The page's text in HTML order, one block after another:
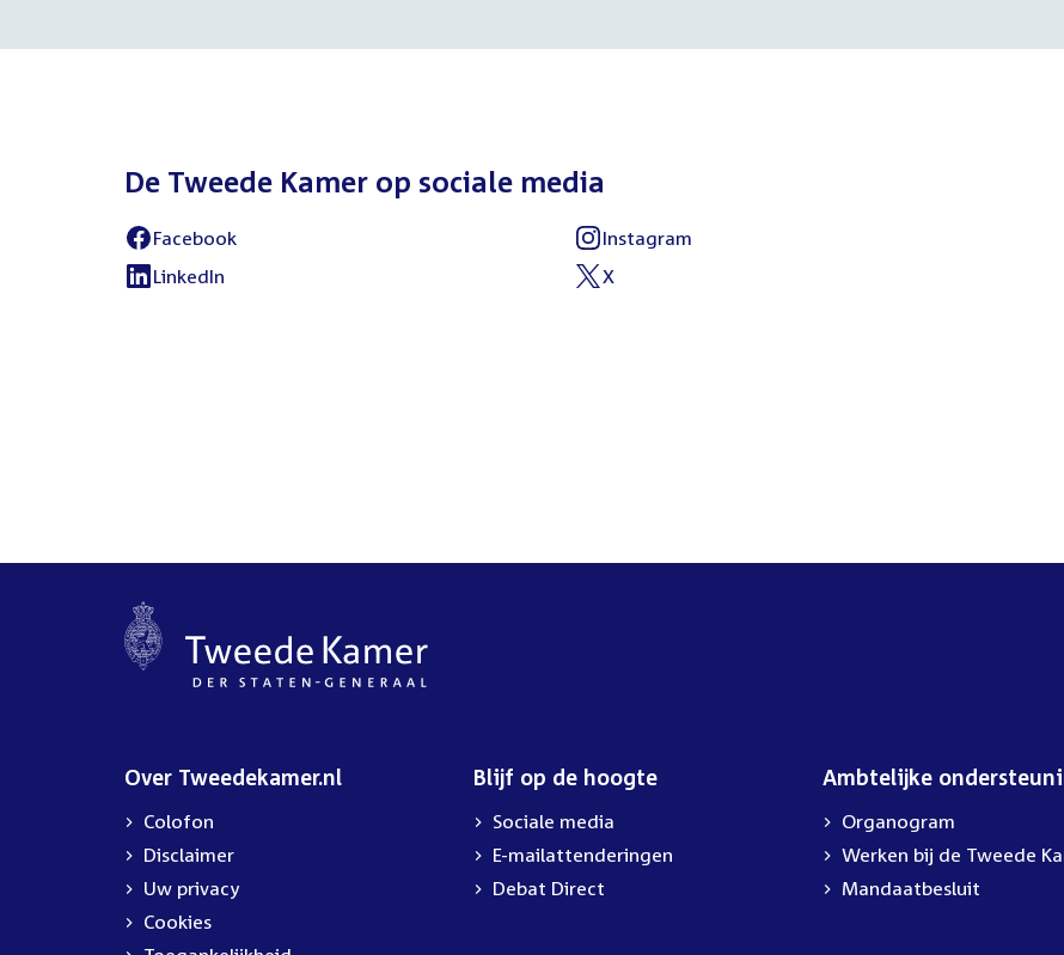
De Tweede Kamer op sociale media
External
link:
Facebook
External
link:
Instagram
External
LinkedIn
External
X
Over Tweedekamer.nl
Colofon
Disclaimer
Uw privacy
Cookies
Blijf op de hoogte
Sociale media
E-mailattenderingen
Debat Direct
Ambtelijke
Organogram
External
link:
Werken bij de Tweede
Mandaatbesluit